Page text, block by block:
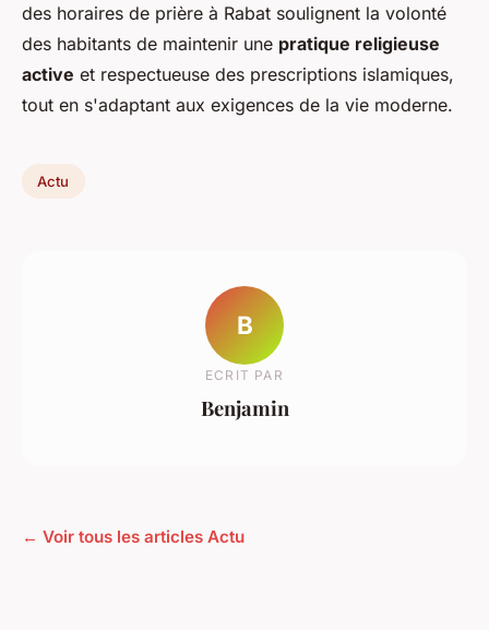
des horaires de prière à Rabat soulignent la volonté
des habitants de maintenir une pratique religieuse
active et respectueuse des prescriptions islamiques,
tout en s'adaptant aux exigences de la vie moderne.
Actu
B
ECRIT PAR
Benjamin
← Voir tous les articles Actu